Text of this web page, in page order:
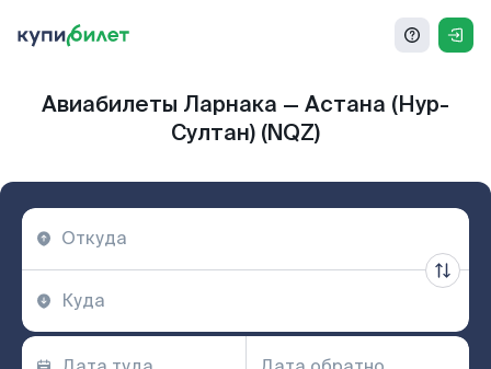
Авиабилеты Ларнака — Астана (Нур-
Султан) (NQZ)